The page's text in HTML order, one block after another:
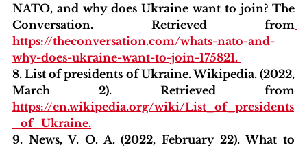
NATO, and why does Ukraine want to join? The
Conversation. Retrieved from
https://theconversation.com/whats-nato-and-
why-does-ukraine-want-to-join-175821.
8. List of presidents of Ukraine. Wikipedia. (2022,
https://en.wikipedia.org/wiki/List_of_presidents
_of_Ukraine.
9. News, V. O. A. (2022, February 22). What to